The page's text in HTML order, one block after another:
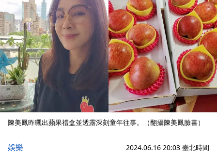
陳美鳳昨曬出蘋果禮盒並透露深刻童年往事。（翻攝陳美鳳臉書）
娛樂 2024.06.16 20:03 臺北時間